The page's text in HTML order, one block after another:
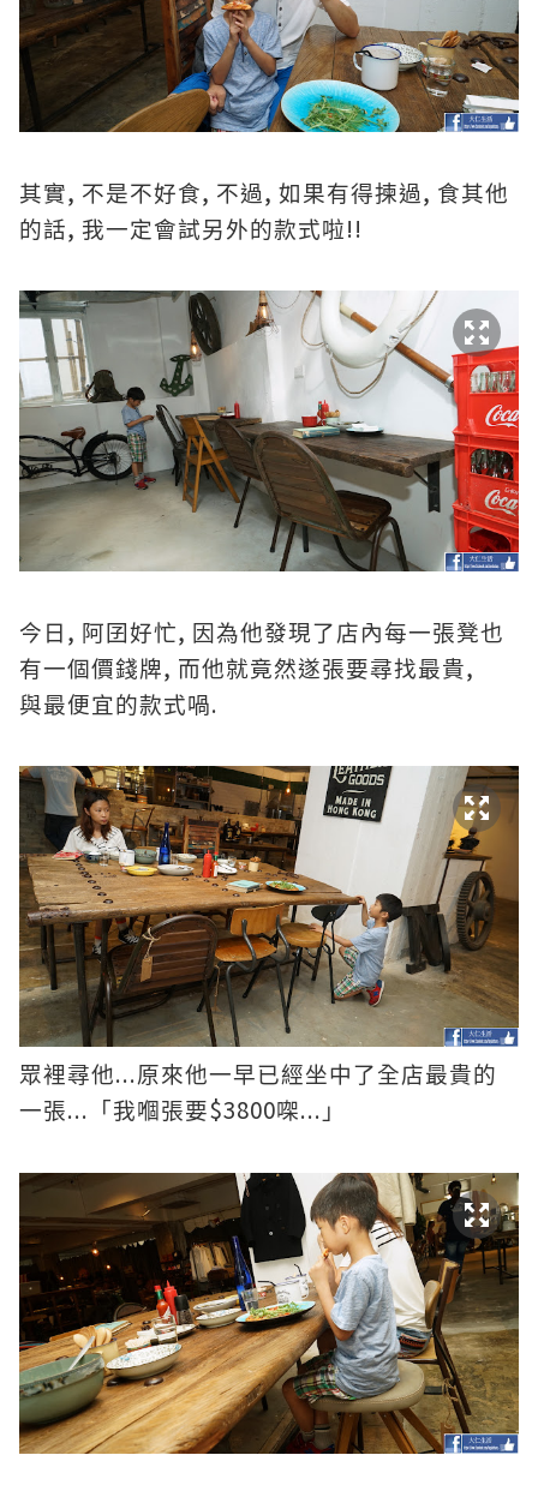
其實, 不是不好食, 不過, 如果有得揀過, 食其他
的話, 我一定會試另外的款式啦!!
今日 , 阿囝好忙, 因為他發現了店內每一張凳也
有一個價錢牌, 而他就竟然遂張要尋找最貴,
與最便宜的款式喎.
眾裡尋他...原來他一早已經坐中了全店最貴的
一張... 「我嗰張要$3800㗎... 」